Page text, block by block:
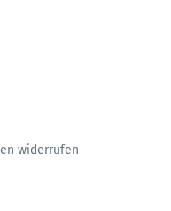
widerrufen